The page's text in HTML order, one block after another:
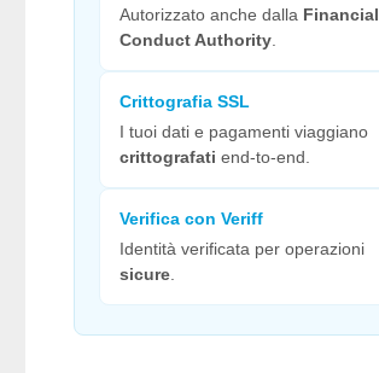
Autorizzato anche dalla Financial
Conduct Authority.
Crittografia SSL
I tuoi dati e pagamenti viaggiano
crittografati end-to-end.
Verifica con Veriff
Identità verificata per operazioni
sicure.